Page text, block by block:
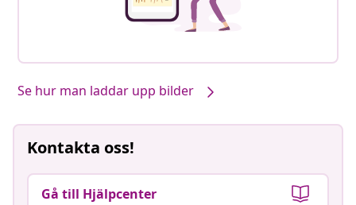
Se hur man laddar upp bilder
Kontakta oss!
Gå till Hjälpcenter